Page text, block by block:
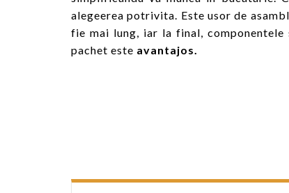
alegeerea potrivita. Este usor de
fie mai lung, iar la final,
pachet este avantajos.